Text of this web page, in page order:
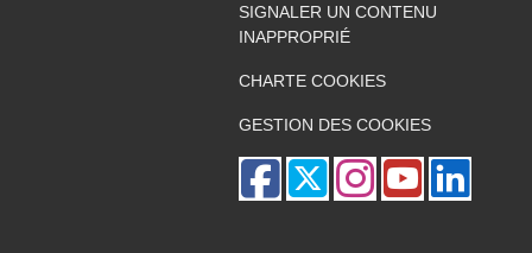
SIGNALER UN CONTENU
INAPPROPRIÉ
CHARTE COOKIES
GESTION DES COOKIES